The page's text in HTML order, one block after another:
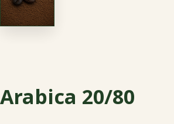
Arabica 20/80